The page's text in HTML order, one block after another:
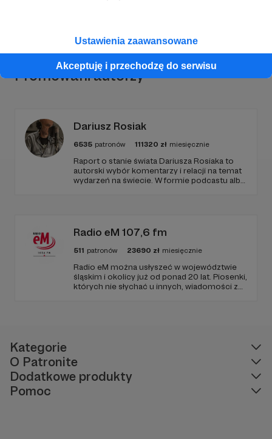
Ustawienia zaawansowane
Akceptuję i przechodzę do serwisu
Promowani autorzy
Dariusz Rosiak
6535 patronów 111320 zł miesięcznie
Raport o stanie świata Dariusza Rosiaka to
autorski wybór komentarzy i relacji na temat
wydarzeń na świecie. W formie podcastu albo
Radio eM 107,6 fm
511 patronów 23690 zł miesięcznie
Radio eM można usłyszeć w województwie
śląskim i okolicy już od ponad 20 lat. Piosenki,
których nie słychać u innych, wiadomości z
Kategorie
O Patronite
Dodatkowe produkty
Pomoc